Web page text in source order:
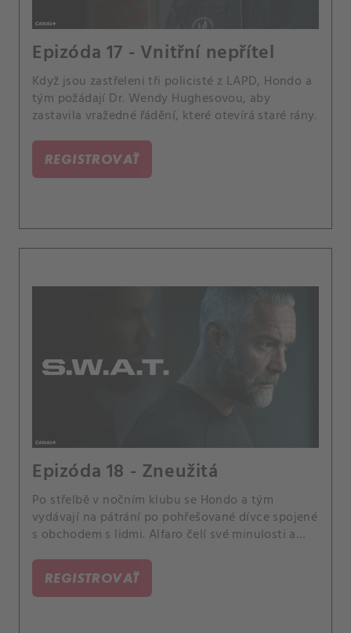
Epizóda 17 - Vnitřní nepřítel
Když jsou zastřeleni tři policisté z LAPD, Hondo a
tým požádají Dr. Wendy Hughesovou, aby
zastavila vražedné řádění, které otevírá staré rány.
REGISTROVAŤ
Epizóda 18 - Zneužitá
Po střelbě v nočním klubu se Hondo a tým
vydávají na pátrání po pohřešované dívce spojené
s obchodem s lidmi. Alfaro čelí své minulosti a
REGISTROVAŤ